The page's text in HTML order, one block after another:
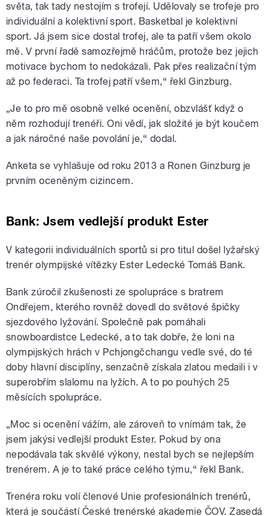
světa, tak tady nestojím s trofejí. Udělovaly se trofeje pro
individuální a kolektivní sport. Basketbal je kolektivní
sport. Já jsem sice dostal trofej, ale ta patří všem okolo
mě. V první řadě samozřejmě hráčům, protože bez jejich
motivace bychom to nedokázali. Pak přes realizační tým
až po federaci. Ta trofej patří všem,“ řekl Ginzburg.
„Je to pro mě osobně velké ocenění, obzvlášť když o
něm rozhodují trenéři. Oni vědí, jak složité je být koučem
a jak náročné naše povolání je,“ dodal.
Anketa se vyhlašuje od roku 2013 a Ronen Ginzburg je
prvním oceněným cizincem.
Bank: Jsem vedlejší produkt Ester
V kategorii individuálních sportů si pro titul došel lyžařský
trenér olympijské vítězky Ester Ledecké Tomáš Bank.
Bank zúročil zkušenosti ze spolupráce s bratrem
Ondřejem, kterého rovněž dovedl do světové špičky
sjezdového lyžování. Společně pak pomáhali
snowboardistce Ledecké, a to tak dobře, že loni na
olympijských hrách v Pchjongčchangu vedle své, do té
doby hlavní disciplíny, senzačně získala zlatou medaili i v
superobřím slalomu na lyžích. A to po pouhých 25
měsících spolupráce.
„Moc si ocenění vážím, ale zároveň to vnímám tak, že
jsem jakýsi vedlejší produkt Ester. Pokud by ona
nepodávala tak skvělé výkony, nestal bych se nejlepším
trenérem. A je to také práce celého týmu,“ řekl Bank.
Trenéra roku volí členové Unie profesionálních trenérů,
která je součástí České trenérské akademie ČOV. Zasedá